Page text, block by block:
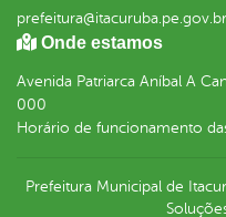
Onde estamos
Avenida Patriarca Aníbal A
000
Horário de funcionamento
Prefeitura Municipal de